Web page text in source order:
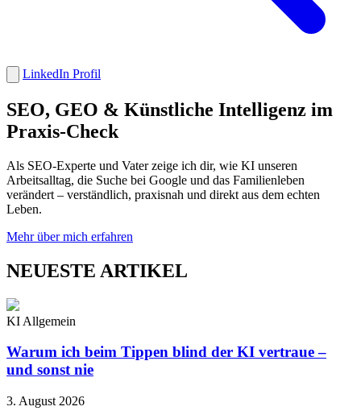
LinkedIn Profil
SEO, GEO & Künstliche Intelligenz im
Praxis-Check
Als SEO-Experte und Vater zeige ich dir, wie KI unseren
Arbeitsalltag, die Suche bei Google und das Familienleben
verändert – verständlich, praxisnah und direkt aus dem echten
Leben.
Mehr über mich erfahren
NEUESTE ARTIKEL
KI Allgemein
Warum ich beim Tippen blind der KI vertraue –
und sonst nie
3. August 2026